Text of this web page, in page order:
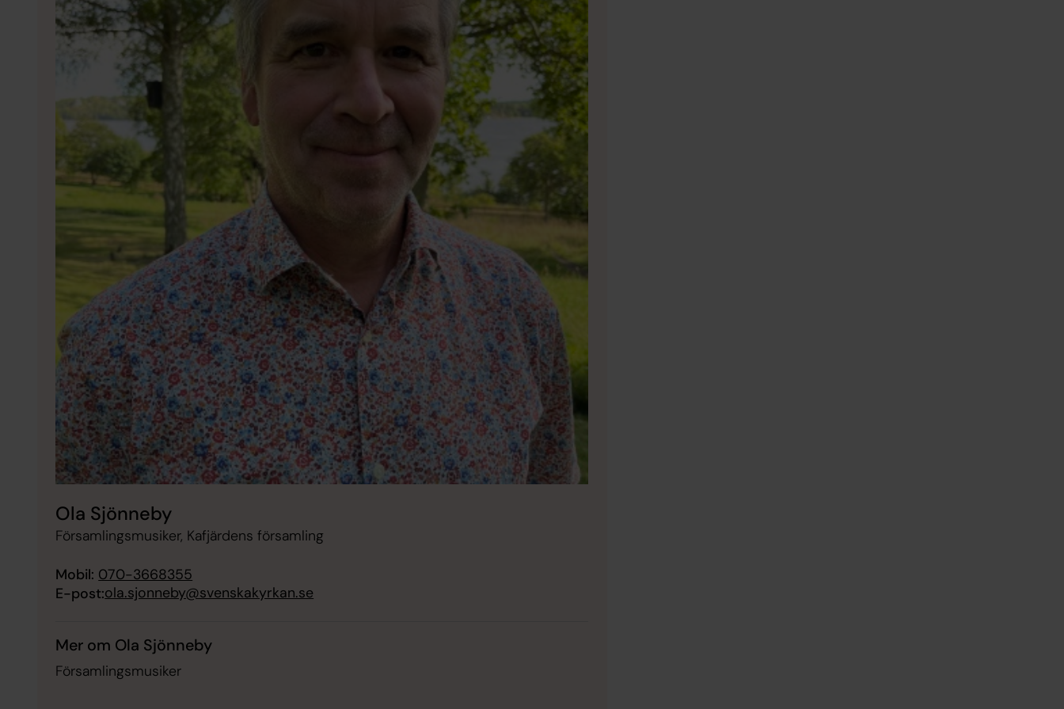
Ola Sjönneby
Församlingsmusiker, Kafjärdens församling
Mobil: 070-3668355
E-post:ola.sjonneby@svenskakyrkan.se
Mer om Ola Sjönneby
Församlingsmusiker